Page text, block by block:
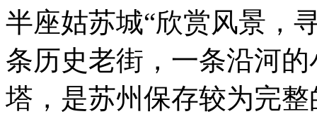
半座姑苏城“欣赏风景，
条历史老街，一条沿河
塔，是苏州保存较为完